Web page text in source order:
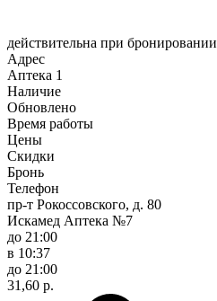
действительна при бронировании
Адрес
Аптека 1
Наличие
Обновлено
Время работы
Цены
Скидки
Бронь
Телефон
пр-т Рокоссовского, д. 80
Искамед Аптека №7
до 21:00
в 10:37
до 21:00
31,60 р.